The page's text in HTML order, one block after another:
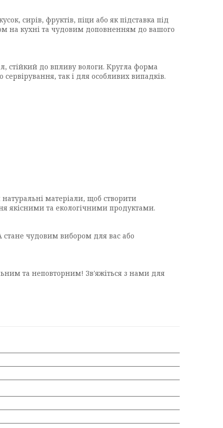
сирів, фруктів, піци або як підставка під
на кухні та чудовим доповненням до вашого
стійкий до впливу вологи. Кругла форма
так і для особливих випадків.
матеріали, щоб створити
якісними та екологічними продуктами.
стане чудовим вибором для вас або
та неповторним! Зв'яжіться з нами для